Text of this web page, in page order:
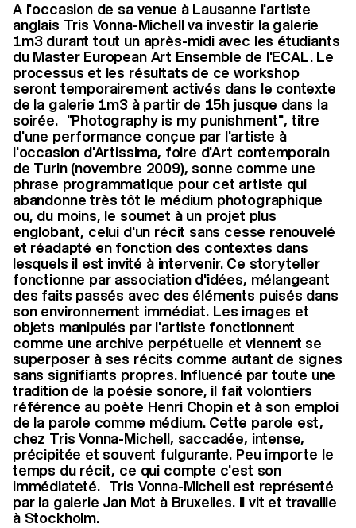
A l'occasion de sa venue à Lausanne l'artiste
anglais Tris Vonna-Michell va investir la galerie
1m3 durant tout un après-midi avec les étudiants
du Master European Art Ensemble de l'ECAL. Le
processus et les résultats de ce workshop
seront temporairement activés dans le contexte
de la galerie 1m3 à partir de 15h jusque dans la
soirée. "Photography is my punishment", titre
d'une performance conçue par l'artiste à
l'occasion d'Artissima, foire d'Art contemporain
de Turin (novembre 2009), sonne comme une
phrase programmatique pour cet artiste qui
abandonne très tôt le médium photographique
ou, du moins, le soumet à un projet plus
englobant, celui d'un récit sans cesse renouvelé
et réadapté en fonction des contextes dans
lesquels il est invité à intervenir. Ce storyteller
fonctionne par association d'idées, mélangeant
des faits passés avec des éléments puisés dans
son environnement immédiat. Les images et
objets manipulés par l'artiste fonctionnent
comme une archive perpétuelle et viennent se
superposer à ses récits comme autant de signes
sans signifiants propres. Influencé par toute une
tradition de la poésie sonore, il fait volontiers
référence au poète Henri Chopin et à son emploi
de la parole comme médium. Cette parole est,
chez Tris Vonna-Michell, saccadée, intense,
précipitée et souvent fulgurante. Peu importe le
temps du récit, ce qui compte c'est son
immédiateté. Tris Vonna-Michell est représenté
par la galerie Jan Mot à Bruxelles. Il vit et travaille
à Stockholm.